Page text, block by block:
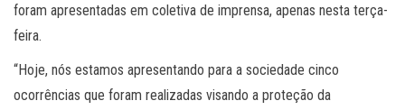
foram apresentadas em coletiva de imprensa, apenas nesta terça-
feira.
“Hoje, nós estamos apresentando para a sociedade cinco
ocorrências que foram realizadas visando a proteção da